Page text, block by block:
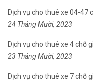
Dịch vụ cho thuê xe 04-47
24 Tháng Mười, 2023
Dịch vụ cho thuê xe 4 chỗ
23 Tháng Mười, 2023
Dịch vụ cho thuê xe 7 chỗ